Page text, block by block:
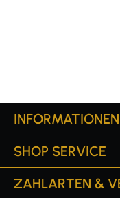
INFORMATIONEN
SHOP SERVICE
ZAHLARTEN &